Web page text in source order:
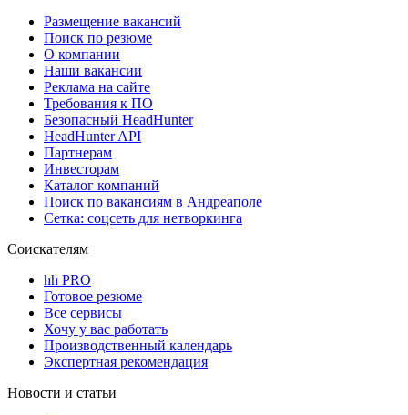
Размещение вакансий
Поиск по резюме
О компании
Наши вакансии
Реклама на сайте
Требования к ПО
Безопасный HeadHunter
HeadHunter API
Партнерам
Инвесторам
Каталог компаний
Поиск по вакансиям в Андреаполе
Сетка: соцсеть для нетворкинга
Соискателям
hh PRO
Готовое резюме
Все сервисы
Хочу у вас работать
Производственный календарь
Экспертная рекомендация
Новости и статьи